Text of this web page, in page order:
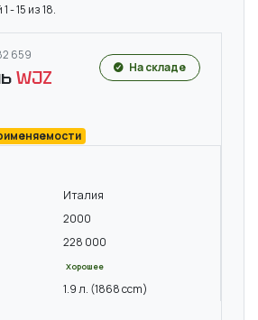
- 15 из 18.
659
WJZ
На складе
Италия
2000
228 000
Хорошее
1.9 л. (1868 ccm)